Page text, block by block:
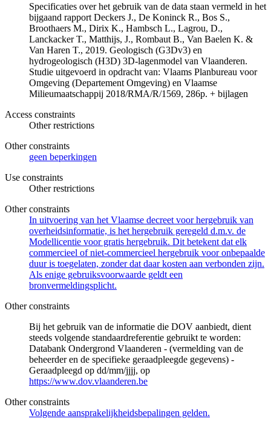
Specificaties over het gebruik van de data staan vermeld in het
bijgaand rapport Deckers J., De Koninck R., Bos S.,
Broothaers M., Dirix K., Hambsch L., Lagrou, D.,
Lanckacker T., Matthijs, J., Rombaut B., Van Baelen K. &
Van Haren T., 2019. Geologisch (G3Dv3) en
hydrogeologisch (H3D) 3D-lagenmodel van Vlaanderen.
Studie uitgevoerd in opdracht van: Vlaams Planbureau voor
Omgeving (Departement Omgeving) en Vlaamse
Milieumaatschappij 2018/RMA/R/1569, 286p. + bijlagen
Access constraints
Other restrictions
Other constraints
geen beperkingen
Use constraints
Other restrictions
Other constraints
In uitvoering van het Vlaamse decreet voor hergebruik van
overheidsinformatie, is het hergebruik geregeld d.m.v. de
Modellicentie voor gratis hergebruik. Dit betekent dat elk
commercieel of niet-commercieel hergebruik voor onbepaalde
duur is toegelaten, zonder dat daar kosten aan verbonden zijn.
Als enige gebruiksvoorwaarde geldt een
bronvermeldingsplicht.
Other constraints
Bij het gebruik van de informatie die DOV aanbiedt, dient
steeds volgende standaardreferentie gebruikt te worden:
Databank Ondergrond Vlaanderen - (vermelding van de
beheerder en de specifieke geraadpleegde gegevens) -
Geraadpleegd op dd/mm/jjjj, op
https://www.dov.vlaanderen.be
Other constraints
Volgende aansprakelijkheidsbepalingen gelden.